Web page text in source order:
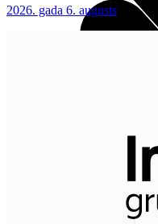
2026. gada 6. augusts